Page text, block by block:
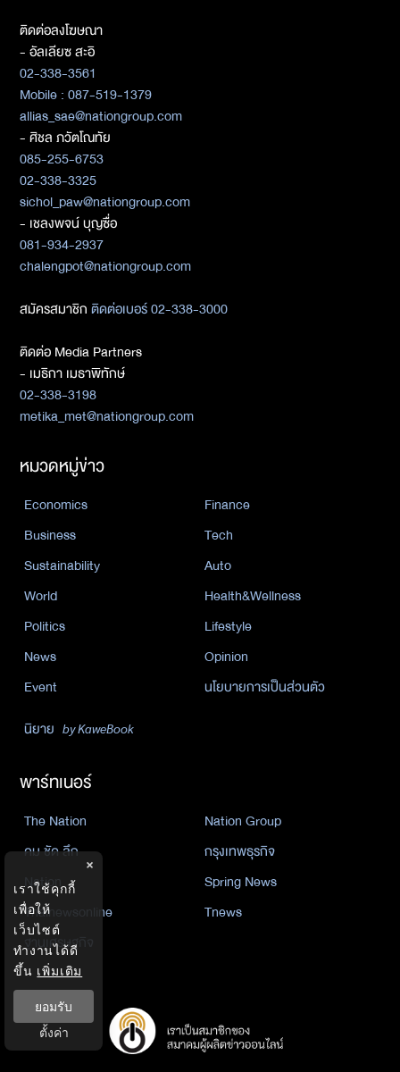
ติดต่อลงโฆษณา
- อัลเลียซ สะอิ
02-338-3561
Mobile : 087-519-1379
allias_sae@nationgroup.com
- ศิชล ภวัตโณทัย
085-255-6753
02-338-3325
sichol_paw@nationgroup.com
- เชลงพจน์ บุญซื่อ
081-934-2937
chalengpot@nationgroup.com
สมัครสมาชิกติดต่อเบอร์ 02-338-3000
ติดต่อ Media Partners
- เมธิกา เมธาพิทักษ์
02-338-3198
metika_met@nationgroup.com
หมวดหมู่ข่าว
Economics
Finance
Business
Tech
Sustainability
Auto
World
Health&Wellness
Politics
Lifestyle
News
Opinion
Event
นโยบายการเป็นส่วนตัว
นิยาย by KaweBook
พาร์ทเนอร์
The Nation
Nation Group
คม ชัด ลึก
กรุงเทพธุรกิจ
Nation
Spring News
Thainewsonline
Tnews
ฐานเศรษฐกิจ
×
เราใช้คุกกี้
เพื่อให้
เว็บไซต์
ทำงานได้ดี
ขึ้น เพิ่มเติม
ยอมรับ
ตั้งค่า